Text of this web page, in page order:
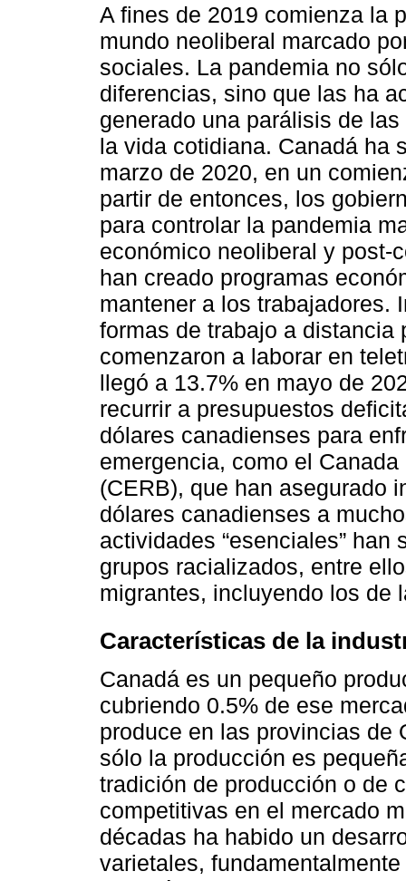
A fines de 2019 comienza la
mundo neoliberal marcado
sociales. La pandemia no
diferencias, sino que las ha
generado una parálisis de
la vida cotidiana. Canadá ha
marzo de 2020, en un
partir de entonces, los
para controlar la pandemia
económico neoliberal y post-
han creado programas
mantener a los trabajadores.
formas de trabajo a distancia
comenzaron a laborar en
llegó a 13.7% en mayo de
recurrir a presupuestos
dólares canadienses para
emergencia, como el
(CERB), que han asegurado
dólares canadienses a
actividades “esenciales”
grupos racializados, entre
migrantes, incluyendo los de
Características de la
Canadá es un pequeño
cubriendo 0.5% de ese
produce en las provincias de
sólo la producción es
tradición de producción o de
competitivas en el mercado
décadas ha habido un
varietales,